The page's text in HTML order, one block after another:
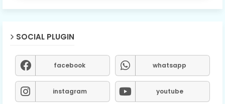
SOCIAL PLUGIN
facebook whatsapp
instagram youtube